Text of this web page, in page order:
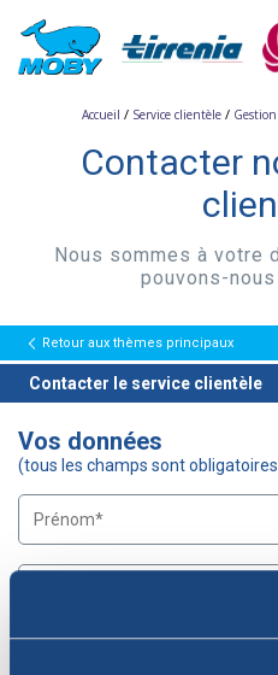
Accueil / Service clientèle /
Contacter
Nous sommes à votre
pouvons-
Retour aux thèmes principaux
Contacter le service clientèle
Vos données
(tous les champs sont